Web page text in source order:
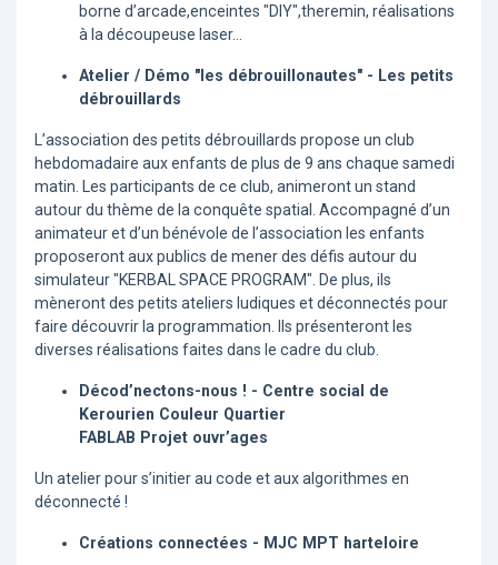
borne d’arcade,enceintes "DIY",theremin, réalisations
à la découpeuse laser...
Atelier / Démo "les débrouillonautes" - Les petits
débrouillards
L’association des petits débrouillards propose un club
hebdomadaire aux enfants de plus de 9 ans chaque samedi
matin. Les participants de ce club, animeront un stand
autour du thème de la conquête spatial. Accompagné d’un
animateur et d’un bénévole de l’association les enfants
proposeront aux publics de mener des défis autour du
simulateur "KERBAL SPACE PROGRAM". De plus, ils
mèneront des petits ateliers ludiques et déconnectés pour
faire découvrir la programmation. Ils présenteront les
diverses réalisations faites dans le cadre du club.
Décod’nectons-nous ! - Centre social de
Kerourien Couleur Quartier
FABLAB Projet ouvr’ages
Un atelier pour s’initier au code et aux algorithmes en
déconnecté !
Créations connectées - MJC MPT harteloire